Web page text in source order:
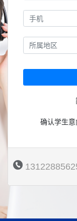
确认学生